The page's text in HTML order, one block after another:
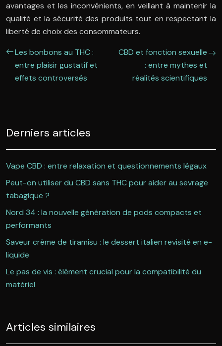
avantages et les inconvénients, en veillant à maintenir la
qualité et la sécurité des produits tout en respectant la
liberté de choix des consommateurs.
Les bonbons au THC :
entre plaisir gustatif et
effets controversés
CBD et fonction sexuelle
: entre mythes et
réalités scientifiques
Derniers articles
Vape CBD : entre relaxation et questionnements légaux
Peut-on utiliser du CBD sans THC pour aider au sevrage
tabagique ?
Nord 34 : la nouvelle génération de pods compacts et
performants
Saveur crème de tiramisu : le dessert italien revisité en e-
liquide
Le pas de vis : élément crucial pour la compatibilité du
matériel
Articles similaires